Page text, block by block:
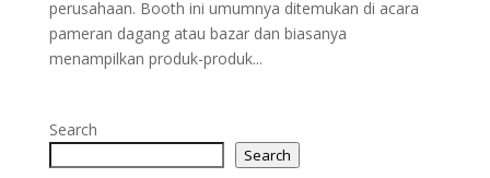
perusahaan. Booth ini umumnya ditemukan di acara
pameran dagang atau bazar dan biasanya
menampilkan produk-produk...
Search
Search